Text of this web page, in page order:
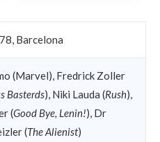
Barcelona
(Marvel), Fredrick Zoller
Basterds), Niki Lauda (Rush),
(Good Bye, Lenin!), Dr
(The Alienist)